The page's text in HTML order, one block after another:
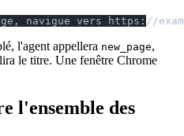
navigue vers https://
l'agent appellera new_page,
le titre. Une fenêtre Chrome
l'ensemble des